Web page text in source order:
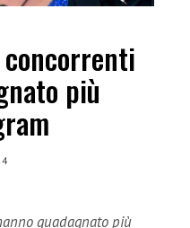
più
guadagnato più